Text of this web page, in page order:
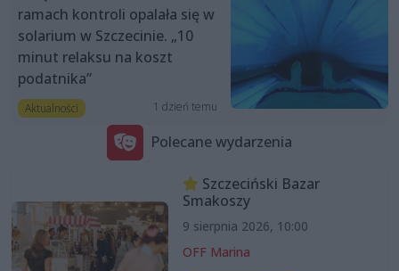
ramach kontroli opalała się w
solarium w Szczecinie. „10
minut relaksu na koszt
podatnika”
Aktualności 1 dzień temu
Polecane wydarzenia
Szczeciński Bazar
Smakoszy
9 sierpnia 2026, 10:00
OFF Marina